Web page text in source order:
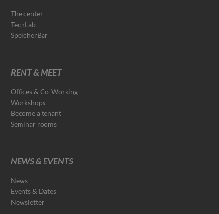
The center
TechLab
SpeicherBar
RENT & MEET
Offices & Co-Working
Workshops
Become a tenant
Seminar rooms
NEWS & EVENTS
News
Events & Dates
Newsletter